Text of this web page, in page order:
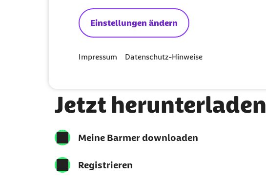
Einstellungen ändern
Impressum Datenschutz-Hinweise
Jetzt herunterladen
Meine Barmer downloaden
Registrieren